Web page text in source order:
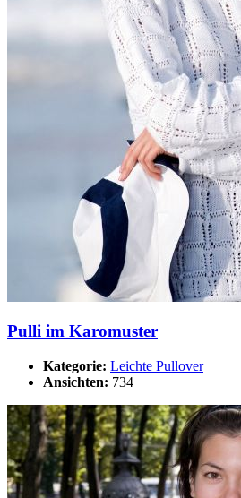
Pulli im Karomuster
Kategorie: Leichte Pullover
Ansichten: 734